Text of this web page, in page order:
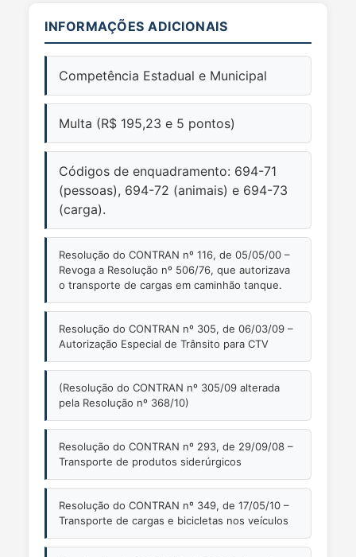
INFORMAÇÕES ADICIONAIS
Competência Estadual e Municipal
Multa (R$ 195,23 e 5 pontos)
Códigos de enquadramento: 694-71
(pessoas), 694-72 (animais) e 694-73
(carga).
Resolução do CONTRAN nº 116, de 05/05/00 –
Revoga a Resolução nº 506/76, que autorizava
o transporte de cargas em caminhão tanque.
Resolução do CONTRAN nº 305, de 06/03/09 –
Autorização Especial de Trânsito para CTV
(Resolução do CONTRAN nº 305/09 alterada
pela Resolução nº 368/10)
Resolução do CONTRAN nº 293, de 29/09/08 –
Transporte de produtos siderúrgicos
Resolução do CONTRAN nº 349, de 17/05/10 –
Transporte de cargas e bicicletas nos veículos